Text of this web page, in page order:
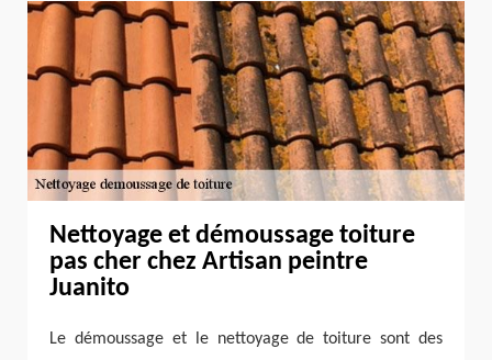
Nettoyage et démoussage toiture
pas cher chez Artisan peintre
Juanito
Le démoussage et le nettoyage de toiture sont des